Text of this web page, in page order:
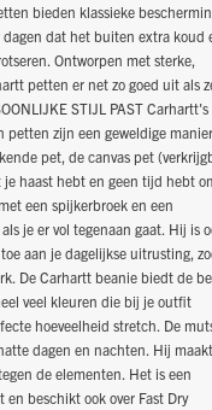
bieden klassieke
dat het buiten extra koud
Ontworpen met sterke,
petten er net zo goed uit als
STIJL PAST Carhartt's
zijn een geweldige
pet, de canvas pet
haast hebt en geen tijd hebt
een spijkerbroek en een
je er vol tegenaan gaat. Hij is
aan je dagelijkse uitrusting,
De Carhartt beanie biedt de
veel kleuren die bij je outfit
hoeveelheid stretch. De
dagen en nachten. Hij maakt
de elementen. Het is een
beschikt ook over Fast Dry